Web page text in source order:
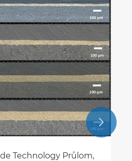
Technology Průlom,
